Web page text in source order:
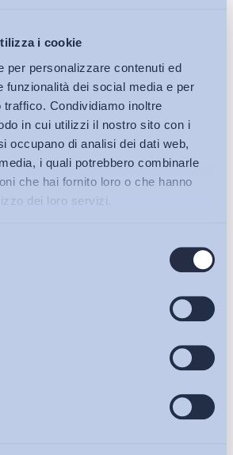
i cookie
per personalizzare contenuti ed
funzionalità dei social media e per
Condividiamo inoltre
in cui utilizzi il nostro sito con i
occupano di analisi dei dati web,
i quali potrebbero combinarle
che hai fornito loro o che hanno
dei loro servizi.
della persona nella sua